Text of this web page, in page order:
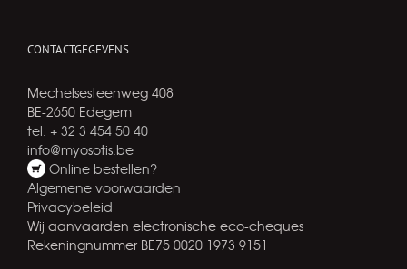
CONTACTGEGEVENS
Mechelsesteenweg 408
BE-2650 Edegem
tel. + 32 3 454 50 40
info@myosotis.be
Online bestellen?
Algemene voorwaarden
Privacybeleid
Wij aanvaarden electronische eco-cheques
Rekeningnummer BE75 0020 1973 9151